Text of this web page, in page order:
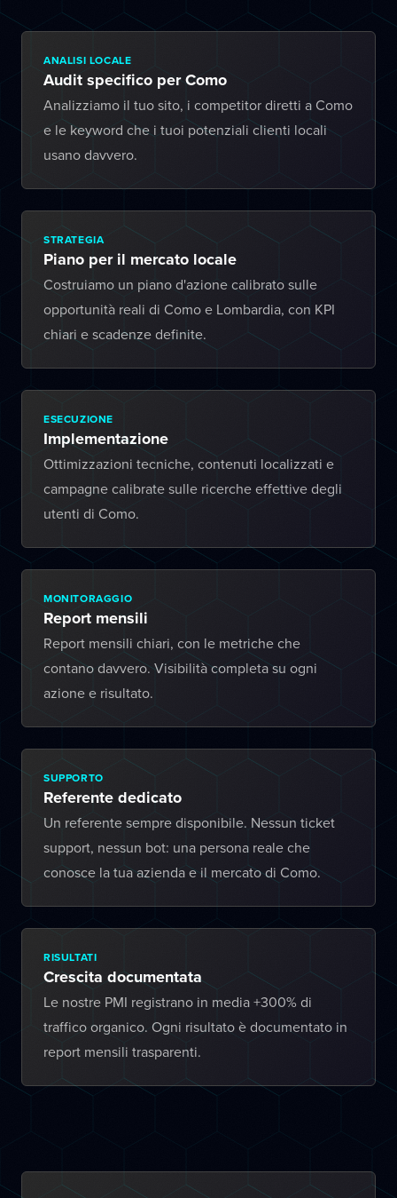
ANALISI LOCALE
Audit specifico per Como
Analizziamo il tuo sito, i competitor diretti a Como
e le keyword che i tuoi potenziali clienti locali
usano davvero.
STRATEGIA
Piano per il mercato locale
Costruiamo un piano d'azione calibrato sulle
opportunità reali di Como e Lombardia, con KPI
chiari e scadenze definite.
ESECUZIONE
Implementazione
Ottimizzazioni tecniche, contenuti localizzati e
campagne calibrate sulle ricerche effettive degli
utenti di Como.
MONITORAGGIO
Report mensili
Report mensili chiari, con le metriche che
contano davvero. Visibilità completa su ogni
azione e risultato.
SUPPORTO
Referente dedicato
Un referente sempre disponibile. Nessun ticket
support, nessun bot: una persona reale che
conosce la tua azienda e il mercato di Como.
RISULTATI
Crescita documentata
Le nostre PMI registrano in media +300% di
traffico organico. Ogni risultato è documentato in
report mensili trasparenti.